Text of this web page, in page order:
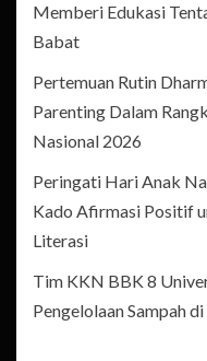
Memberi Edukasi
Babat
Pertemuan Rutin
Parenting Dalam
Nasional 2026
Peringati Hari Anak
Kado Afirmasi Positif
Literasi
Tim KKN BBK 8
Pengelolaan Sampah